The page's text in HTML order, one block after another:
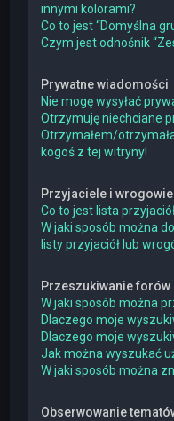
innymi kolorami?
Co to jest “Domyślna
Czym jest odnośnik
Prywatne wiadomości
Nie mogę wysyłać
Otrzymuję niechciane
Otrzymałem/
kogoś z tej witryny!
Przyjaciele i wrogowie
Co to jest lista
W jaki sposób można
listy przyjaciół lub
Przeszukiwanie forów
W jaki sposób można
Dlaczego moje
Dlaczego moje
Jak można wyszukać
W jaki sposób można
Obserwowanie